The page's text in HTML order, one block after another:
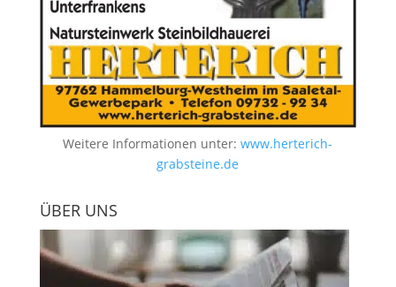
Weitere Informationen unter:www.herterich-
grabsteine.de
ÜBER UNS